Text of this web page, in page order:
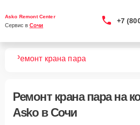
Asko Remont Center
Сервис в Сочи
+7
Ремонт крана пара
Ремонт крана парана
Asko в Сочи